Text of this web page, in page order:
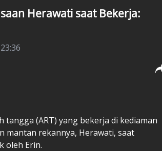
Herawati saat Bekerja:
(ART) yang bekerja di kediaman
mantan rekannya, Herawati, saat
oleh Erin.